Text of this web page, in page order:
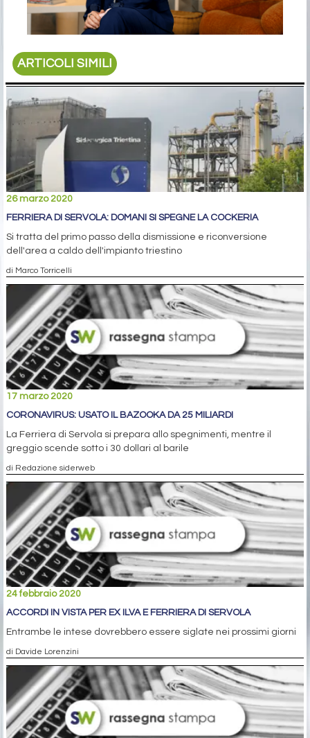
ARTICOLI SIMILI
26 marzo 2020
FERRIERA DI SERVOLA: DOMANI SI SPEGNE LA COCKERIA
Si tratta del primo passo della dismissione e riconversione
dell'area a caldo dell'impianto triestino
di Marco Torricelli
17 marzo 2020
CORONAVIRUS: USATO IL BAZOOKA DA 25 MILIARDI
La Ferriera di Servola si prepara allo spegnimenti, mentre il
greggio scende sotto i 30 dollari al barile
di Redazione siderweb
24 febbraio 2020
ACCORDI IN VISTA PER EX ILVA E FERRIERA DI SERVOLA
Entrambe le intese dovrebbero essere siglate nei prossimi giorni
di Davide Lorenzini